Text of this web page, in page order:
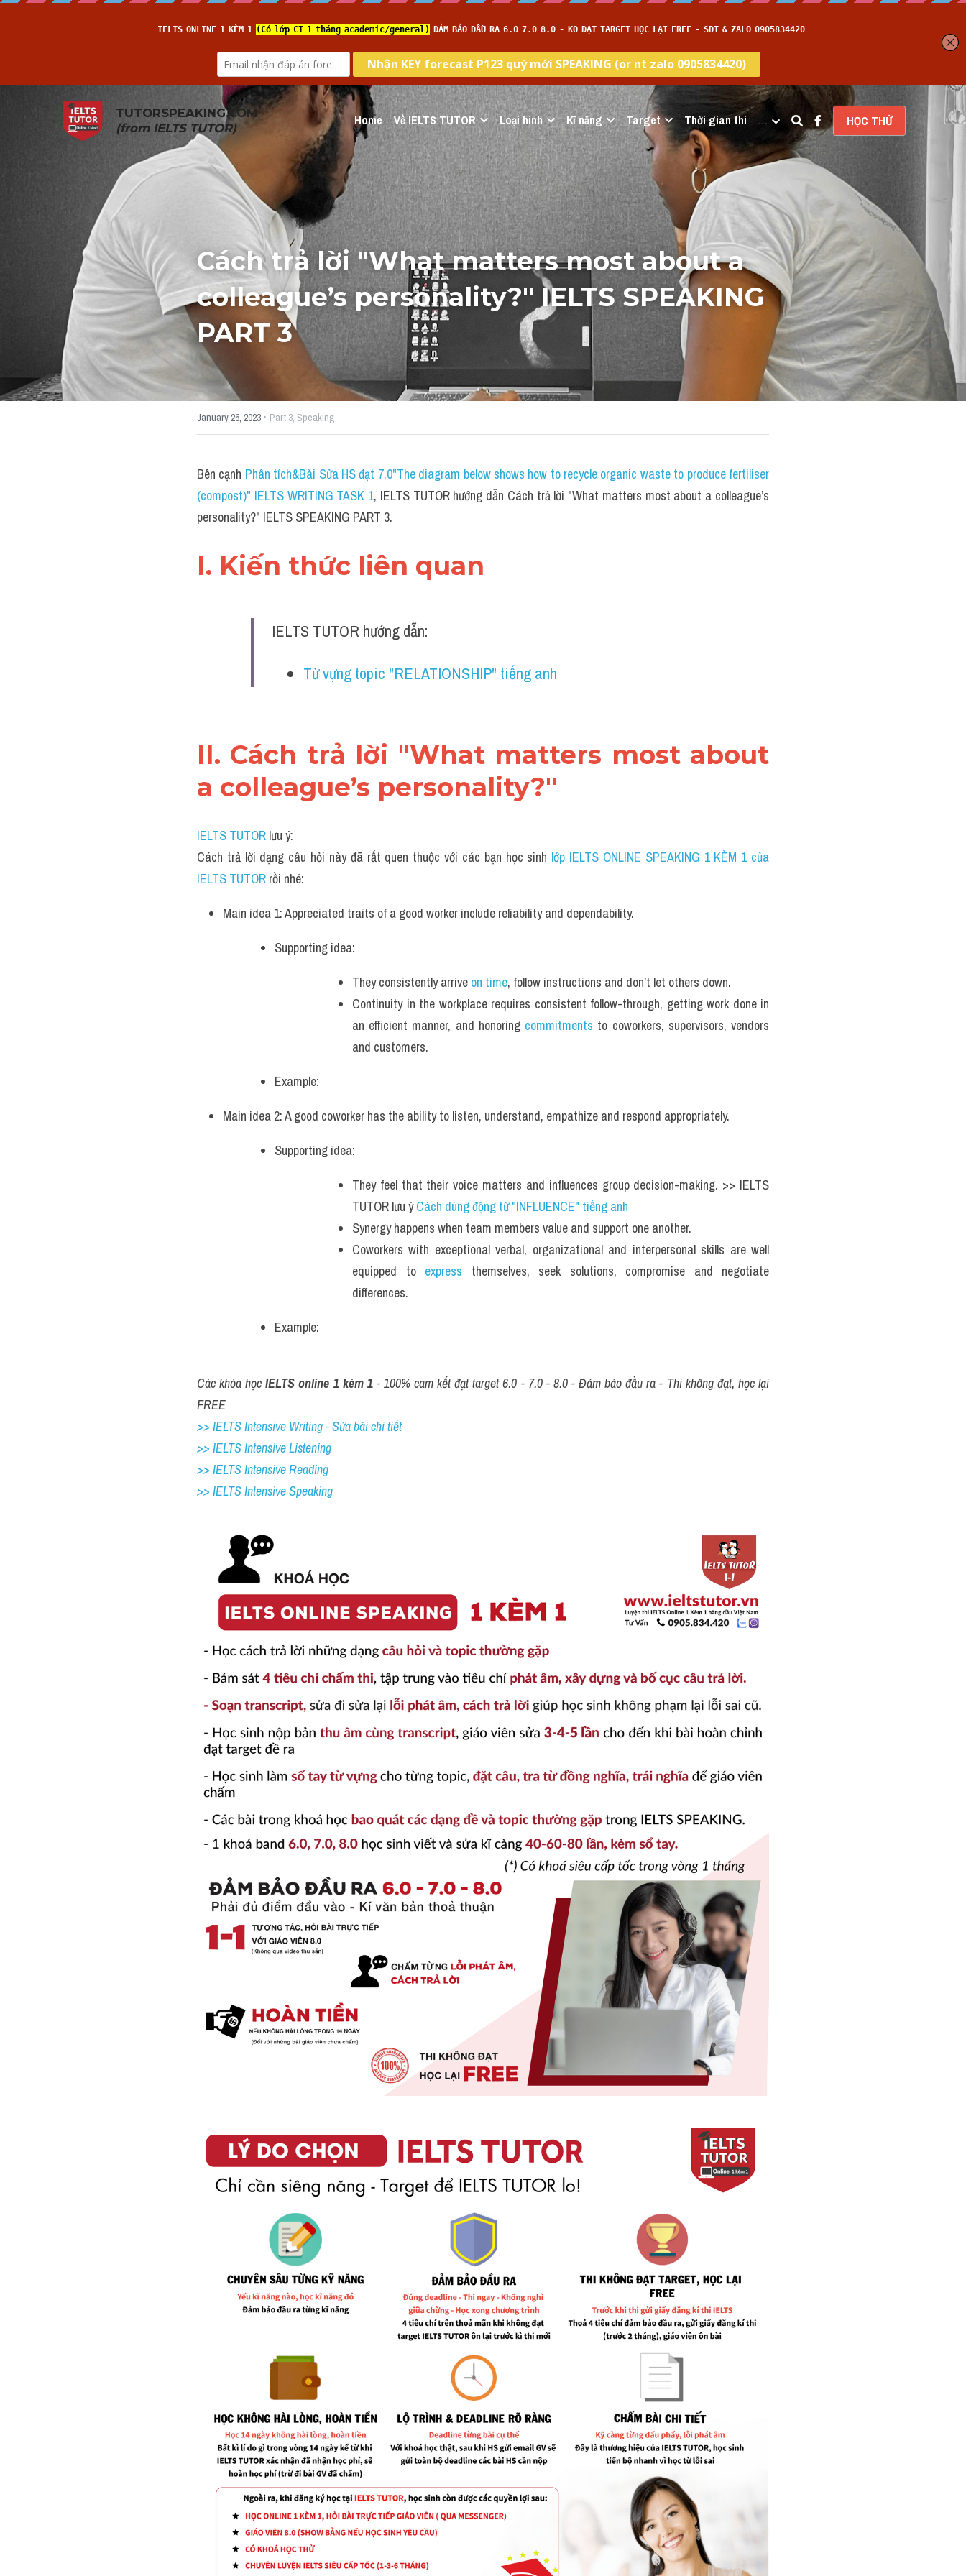
TUTORSPEAKING.COM
(from IELTS TUTOR) Home Về IELTS TUTOR Loại hình Kĩ năng Target Thời gian thi … HỌC THỬ
Cách trả lời "What matters most about a
colleague’s personality?" IELTS SPEAKING
PART 3
January 26, 2023 · Part 3, Speaking
Bên cạnh Phân tích&Bài Sửa HS đạt 7.0"The diagram below shows how to recycle organic waste to produce fertiliser
(compost)" IELTS WRITING TASK 1, IELTS TUTOR hướng dẫn Cách trả lời "What matters most about a colleague’s
personality?" IELTS SPEAKING PART 3.
I. Kiến thức liên quan
IELTS TUTOR hướng dẫn:
Từ vựng topic "RELATIONSHIP" tiếng anh
II. Cách trả lời "What matters most about
a colleague’s personality?"
IELTS TUTOR lưu ý:
Cách trả lời dạng câu hỏi này đã rất quen thuộc với các bạn học sinh lớp IELTS ONLINE SPEAKING 1 KÈM 1 của
IELTS TUTOR rồi nhé:
Main idea 1: Appreciated traits of a good worker include reliability and dependability.
Supporting idea:
They consistently arrive on time, follow instructions and don’t let others down.
Continuity in the workplace requires consistent follow-through, getting work done in
an efficient manner, and honoring commitments to coworkers, supervisors, vendors
and customers.
Example:
Main idea 2: A good coworker has the ability to listen, understand, empathize and respond appropriately.
Supporting idea:
They feel that their voice matters and influences group decision-making. >> IELTS
TUTOR lưu ý Cách dùng động từ "INFLUENCE" tiếng anh
Synergy happens when team members value and support one another.
Coworkers with exceptional verbal, organizational and interpersonal skills are well
equipped to express themselves, seek solutions, compromise and negotiate
differences.
Example:
Các khóa học IELTS online 1 kèm 1 - 100% cam kết đạt target 6.0 - 7.0 - 8.0 - Đảm bảo đầu ra - Thi không đạt, học lại
FREE
>> IELTS Intensive Writing - Sửa bài chi tiết
>> IELTS Intensive Listening
>> IELTS Intensive Reading
>> IELTS Intensive Speaking